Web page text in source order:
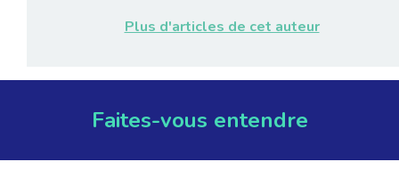
Plus d'articles de cet auteur
Faites-vous entendre